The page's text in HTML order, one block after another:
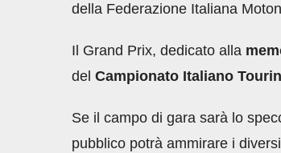
della Federazione Italiana
Il Grand Prix, dedicato alla
del Campionato Italiano
Se il campo di gara sarà lo
pubblico potrà ammirare i